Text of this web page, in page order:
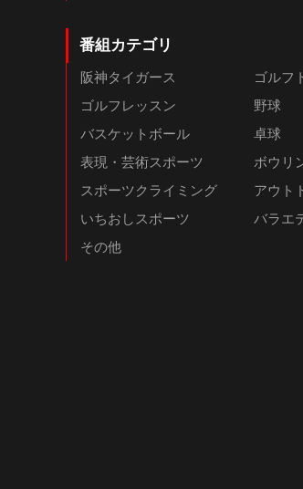
番組カテゴリ
阪神タイガース
ゴルフ
ゴルフレッスン
野球
バスケットボール
卓球
表現・芸術スポーツ
ボウリ
スポーツクライミング
アウト
いちおしスポーツ
バラエ
その他